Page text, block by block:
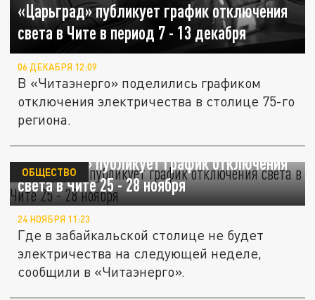
«Царьград» публикует график отключения
света в Чите в период 7 - 13 декабря
06 ДЕКАБРЯ 12:09
В «Читаэнерго» поделились графиком
отключения электричества в столице 75-го
региона.
«Царьград» публикует график отключения
света в Чите 25 - 28 ноября
ОБЩЕСТВО
24 НОЯБРЯ 11:23
Где в забайкальской столице не будет
электричества на следующей неделе,
сообщили в «Читаэнерго».